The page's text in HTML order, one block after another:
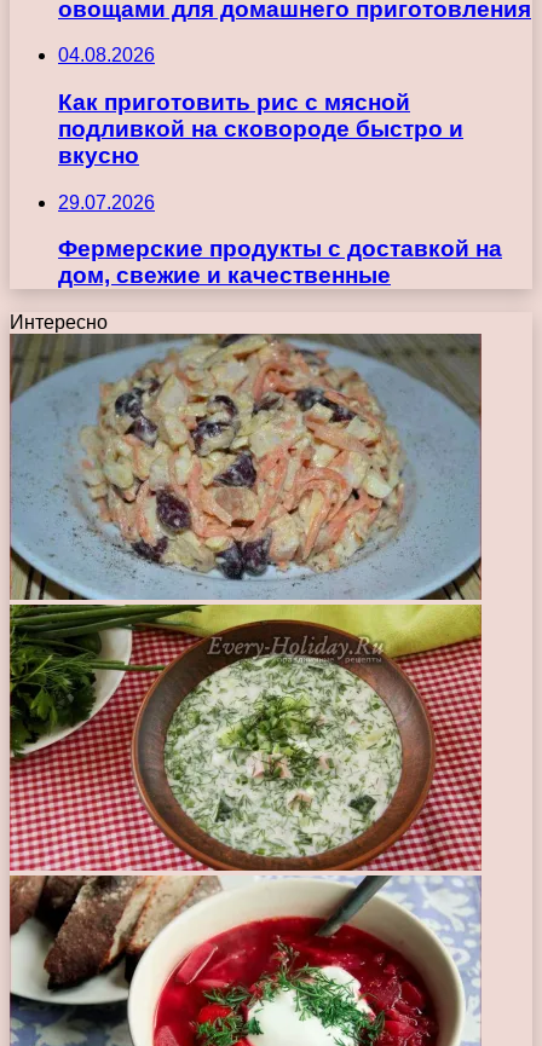
овощами для домашнего приготовления
04.08.2026
Как приготовить рис с мясной
подливкой на сковороде быстро и
вкусно
29.07.2026
Фермерские продукты с доставкой на
дом, свежие и качественные
Интересно